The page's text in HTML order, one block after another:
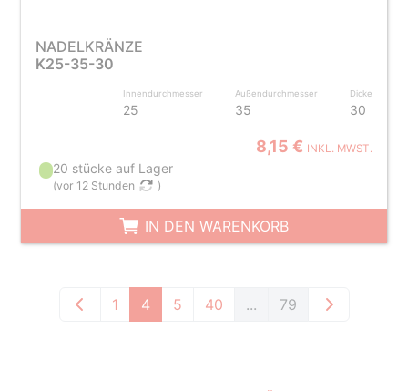
NADELKRÄNZE
K25-35-30
Innendurchmesser
25
Außendurchmesser
35
Dicke
30
8,15 € INKL. MWST.
20 stücke auf Lager
(vor 12 Stunden )
IN DEN WARENKORB
1 4 5 40 ... 79